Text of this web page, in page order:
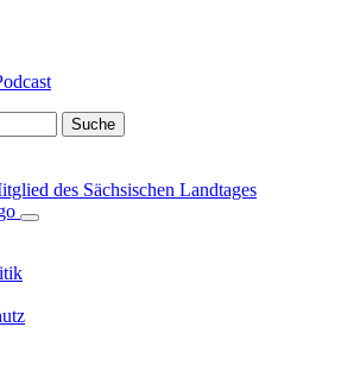
des Sächsischen Landtages